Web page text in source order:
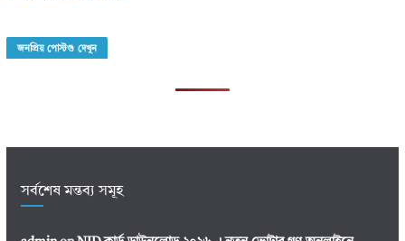
জনপ্রিয় পোস্টগু দেখুন
সর্বশেষ মন্তব্য সমূহ